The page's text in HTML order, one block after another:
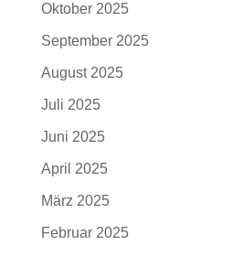
Oktober 2025
September 2025
August 2025
Juli 2025
Juni 2025
April 2025
März 2025
Februar 2025